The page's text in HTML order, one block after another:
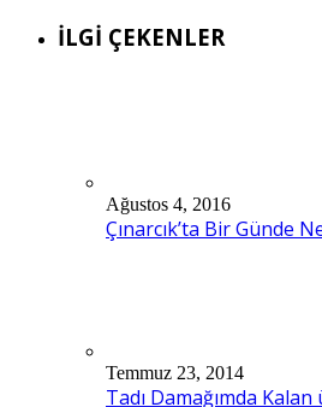
İLGİ ÇEKENLER
Ağustos 4, 2016
Çınarcık’ta Bir Günde
Temmuz 23, 2014
Tadı Damağımda